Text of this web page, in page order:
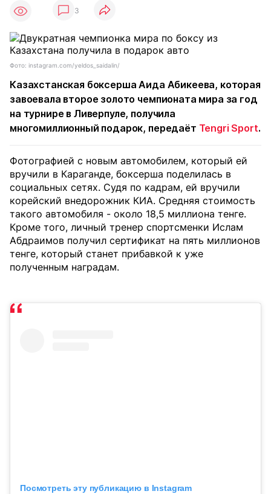
3
Фото: instagram.com/yeldos_saidalin/
Казахстанская боксерша Аида Абикеева, которая
завоевала второе золото чемпионата мира за год
на турнире в Ливерпуле, получила
многомиллионный подарок, передаёт Tengri Sport.
Фотографией с новым автомобилем, который ей
вручили в Караганде, боксерша поделилась в
социальных сетях. Судя по кадрам, ей вручили
корейский внедорожник КИА. Средняя стоимость
такого автомобиля - около 18,5 миллиона тенге.
Кроме того, личный тренер спортсменки Ислам
Абдраимов получил сертификат на пять миллионов
тенге, который станет прибавкой к уже
полученным наградам.
Посмотреть эту публикацию в Instagram